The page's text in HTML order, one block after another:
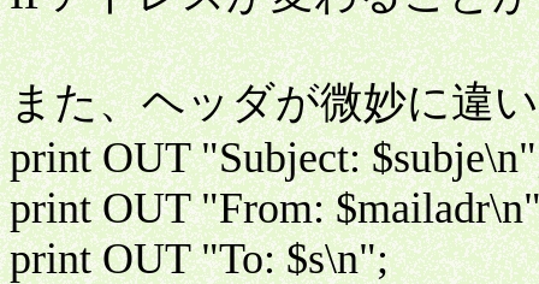
また、ヘッダが微妙に違
print OUT "Subject:
print OUT "From:
print OUT "To: $s\n";